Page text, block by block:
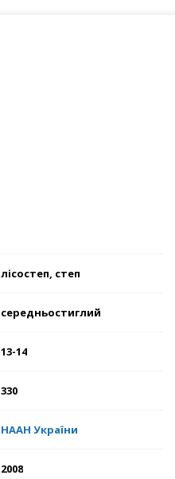
лісостеп, степ
середньостиглий
13-14
330
НААН України
2008